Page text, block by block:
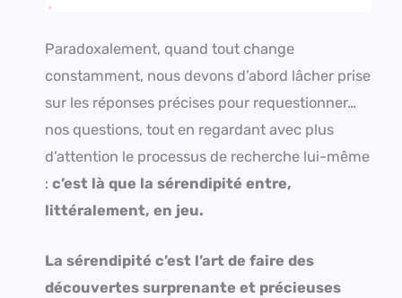
Paradoxalement, quand tout change
constamment, nous devons d’abord lâcher prise
sur les réponses précises pour requestionner…
nos questions, tout en regardant avec plus
d’attention le processus de recherche lui-même
:c’est là que la sérendipité entre,
littéralement, en jeu.
La sérendipité c’est l’art de faire des
découvertes surprenante et précieuses